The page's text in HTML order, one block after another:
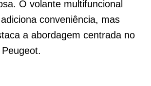
O volante multifuncional
conveniência, mas
a abordagem centrada no